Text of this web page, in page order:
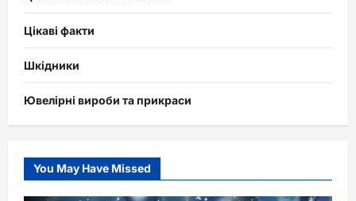
Цікаві факти
Шкідники
Ювелірні вироби та прикраси
You May Have Missed